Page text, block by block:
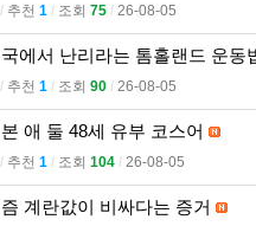
l 추천 1 l 조회 75 l 26-08-05
에서 난리라는 톰홀랜드 운동
l 추천 1 l 조회 90 l 26-08-05
애 둘 48세 유부 코스어
l 추천 1 l 조회 104 l 26-08-05
계란값이 비싸다는 증거